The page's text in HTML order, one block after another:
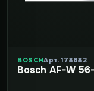
BOSCHАрт. 178682
Bosch AF-W